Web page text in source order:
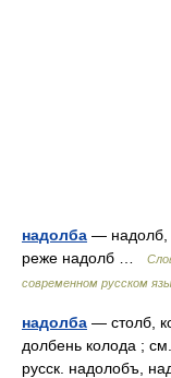
надолба — надолб,
реже надолб …
современном русском
надолба — столб,
долбень колода ;
русск. надолобъ,